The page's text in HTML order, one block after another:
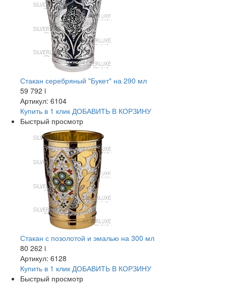
Стакан серебряный "Букет" на 290 мл
59 792 i
Артикул: 6104
Купить в 1 клик ДОБАВИТЬ В КОРЗИНУ
Быстрый просмотр
Стакан с позолотой и эмалью на 300 мл
80 262 i
Артикул: 6128
Купить в 1 клик ДОБАВИТЬ В КОРЗИНУ
Быстрый просмотр